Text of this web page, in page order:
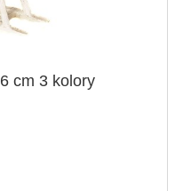
cm 3 kolory